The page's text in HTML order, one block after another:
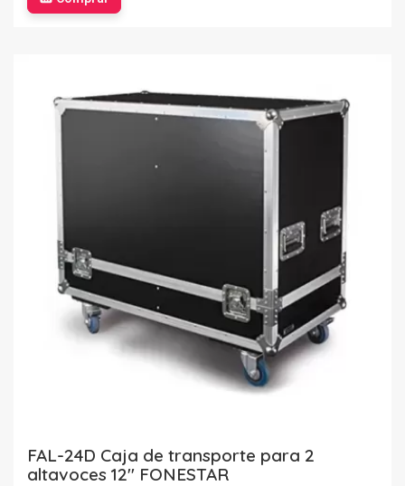
FAL-24D Caja de transporte para 2
altavoces 12'' FONESTAR